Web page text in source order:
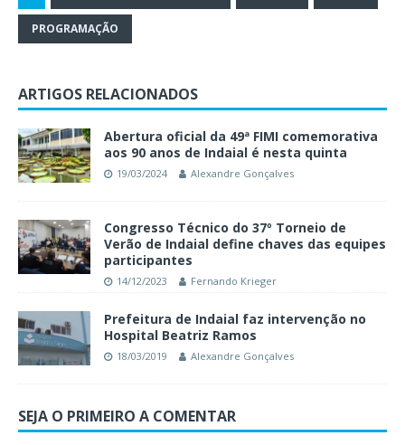
PROGRAMAÇÃO
ARTIGOS RELACIONADOS
Abertura oficial da 49ª FIMI comemorativa
aos 90 anos de Indaial é nesta quinta
19/03/2024 Alexandre Gonçalves
Congresso Técnico do 37º Torneio de
Verão de Indaial define chaves das equipes
participantes
14/12/2023 Fernando Krieger
Prefeitura de Indaial faz intervenção no
Hospital Beatriz Ramos
18/03/2019 Alexandre Gonçalves
SEJA O PRIMEIRO A COMENTAR